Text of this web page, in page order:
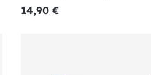
14,90 €